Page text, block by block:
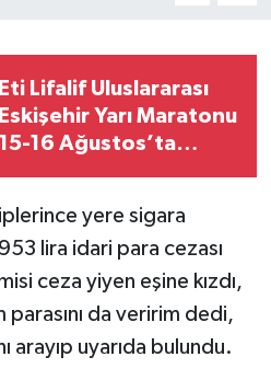
Eti Lifalif Uluslararası
Eskişehir Yarı Maratonu
15-16 Ağustos’ta
yere sigara
lira idari para cezası
ceza yiyen eşine kızdı,
parasını da veririm dedi,
arayıp uyarıda bulundu.